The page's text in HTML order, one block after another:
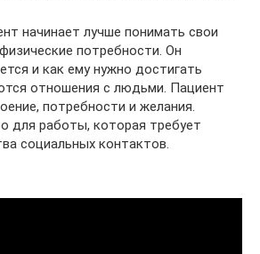
начинает лучше понимать свои
потребности. Он
и как ему нужно достигать
отношения с людьми. Пациент
потребности и желания.
для работы, которая требует
социальных контактов.